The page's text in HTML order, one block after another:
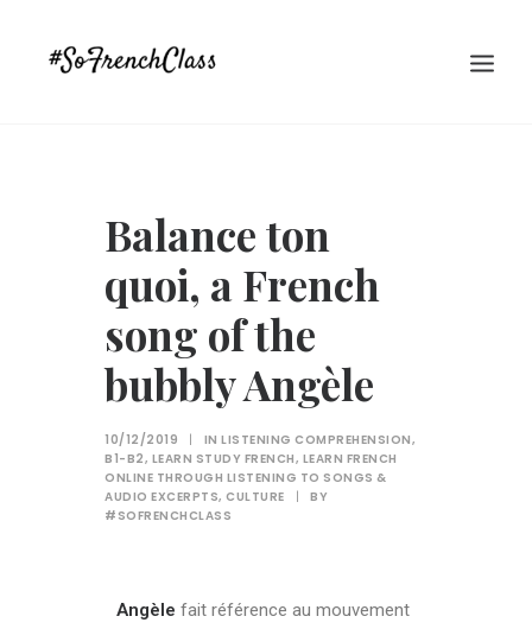
#SOFRENCHCLASS PRIVACY POLICY
Recherche
Balance ton
quoi, a French
song of the
bubbly Angèle
10/12/2019 | IN LISTENING COMPREHENSION,
B1-B2, LEARN STUDY FRENCH, LEARN FRENCH
ONLINE THROUGH LISTENING TO SONGS &
AUDIO EXCERPTS, CULTURE |
BY
#SOFRENCHCLASS
Angèle fait référence au mouvement